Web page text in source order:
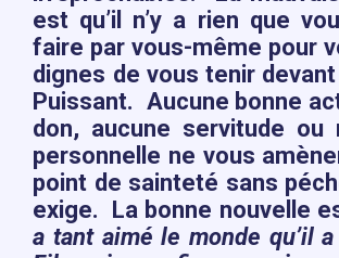
est qu’il n’y a rien que
faire par vous-même pour
dignes de vous tenir
Puissant. Aucune bonne
don, aucune servitude ou
personnelle ne vous
point de sainteté sans
exige. La bonne nouvelle
a tant aimé le monde qu’il